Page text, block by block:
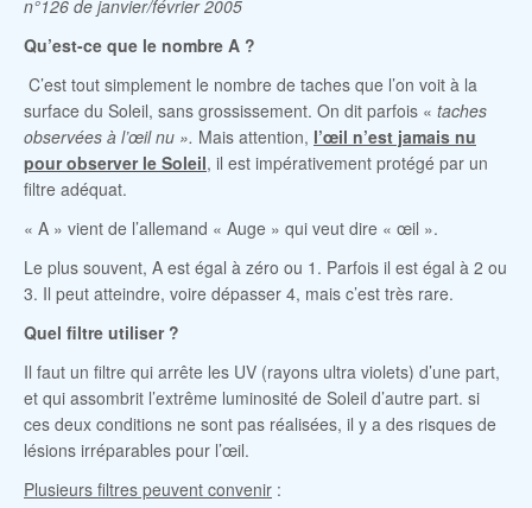
n°126 de janvier/février 2005
Qu’est-ce que le nombre A ?
C’est tout simplement le nombre de taches que l’on voit à la
surface du Soleil, sans grossissement. On dit parfois « taches
observées à l’œil nu ». Mais attention, l’œil n’est jamais nu
pour observer le Soleil, il est impérativement protégé par un
filtre adéquat.
« A » vient de l’allemand « Auge » qui veut dire « œil ».
Le plus souvent, A est égal à zéro ou 1. Parfois il est égal à 2 ou
3. Il peut atteindre, voire dépasser 4, mais c’est très rare.
Quel filtre utiliser ?
Il faut un filtre qui arrête les UV (rayons ultra violets) d’une part,
et qui assombrit l’extrême luminosité de Soleil d’autre part. si
ces deux conditions ne sont pas réalisées, il y a des risques de
lésions irréparables pour l’œil.
Plusieurs filtres peuvent convenir :